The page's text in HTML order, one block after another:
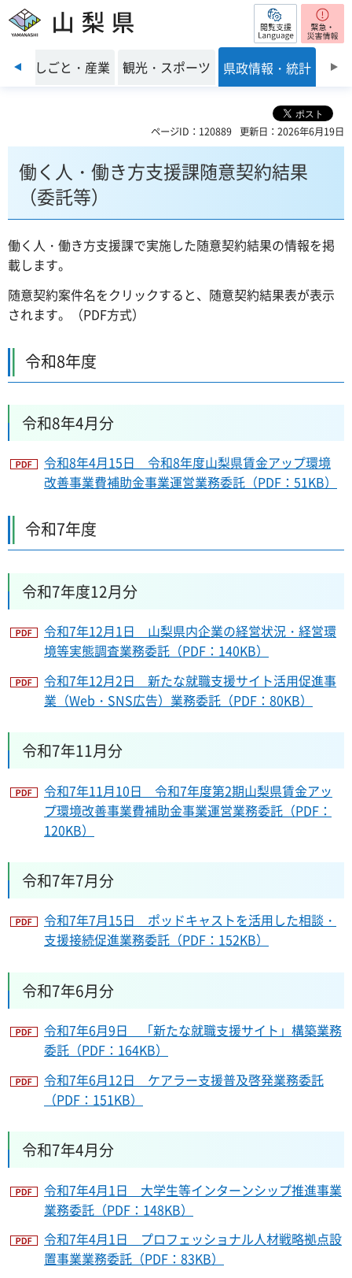
山梨県 閲覧支援
前のスライドを表示
境 しごと・産業 観光・スポーツ 県政情報・統計
ページID：120889 更新日：2026年6月19日
働く人・働き方支援課随意契約結果
（委託等）
働く人・働き方支援課で実施した随意契約結果の情報を掲
載します。
随意契約案件名をクリックすると、随意契約結果表が表示
されます。（PDF方式）
令和8年度
令和8年4月分
令和8年4月15日 令和8年度山梨県賃金アップ環境
改善事業費補助金事業運営業務委託（PDF：51KB）
令和7年度
令和7年度12月分
令和7年12月1日 山梨県内企業の経営状況・経営環
境等実態調査業務委託（PDF：140KB）
令和7年12月2日 新たな就職支援サイト活用促進事
業（Web・SNS広告）業務委託（PDF：80KB）
令和7年11月分
令和7年11月10日 令和7年度第2期山梨県賃金アッ
プ環境改善事業費補助金事業運営業務委託（PDF：
120KB）
令和7年7月分
令和7年7月15日 ポッドキャストを活用した相談・
支援接続促進業務委託（PDF：152KB）
令和7年6月分
令和7年6月9日 「新たな就職支援サイト」構築業務
委託（PDF：164KB）
令和7年6月12日 ケアラー支援普及啓発業務委託
（PDF：151KB）
令和7年4月分
令和7年4月1日 大学生等インターンシップ推進事業
業務委託（PDF：148KB）
令和7年4月1日 プロフェッショナル人材戦略拠点設
置事業業務委託（PDF：83KB）